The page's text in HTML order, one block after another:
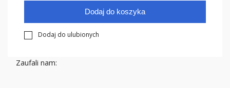
Dodaj do koszyka
Dodaj do ulubionych
Zaufali nam: